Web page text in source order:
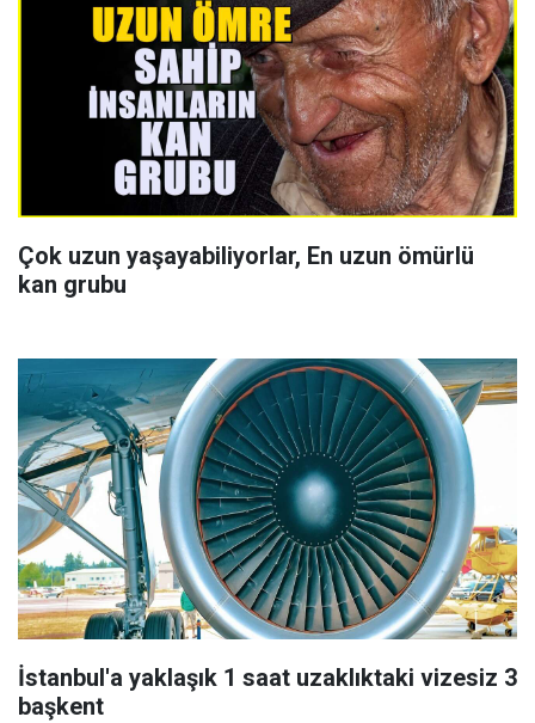
Çok uzun yaşayabiliyorlar, En uzun ömürlü
kan grubu
İstanbul'a yaklaşık 1 saat uzaklıktaki vizesiz 3
başkent